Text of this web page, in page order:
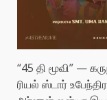
“45 தி மூவி” —
ரியல் ஸ்டார்